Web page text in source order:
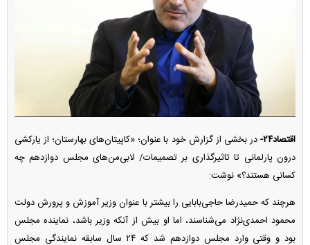
اقتصاد۲۴-
در بخشی از گزارش خود با عنوان؛ «کاپیتان‌های بهارستان؛ از یارکشی
درون پارلمانی تا تاثیرگذاری بر تصمیمات/ لابی‌من‌های مجلس دوازدهم چه
کسانی هستند؟» نوشت:
هرچند که حمیدرضا حاجی‌بابایی را بیشتر با عنوان وزیر آموزش و پرورش دولت
محمود احمدی‌نژاد می‌شناسند، اما او بیش از آنکه وزیر باشد، نماینده مجلس
بود و وقتی وارد مجلس دوازدهم شد که ۲۴ سال سابقه نمایندگی مجلس